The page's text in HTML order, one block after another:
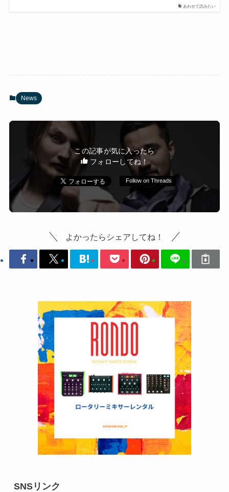
あわせて読みたい
News
この記事が気に入ったら
フォローしてね！
Follow on Threads
よかったらシェアしてね！
SNSリンク